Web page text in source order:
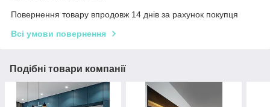
Повернення товару впродовж 14 днів за рахунок покупця
Всі умови повернення
Подібні товари компанії